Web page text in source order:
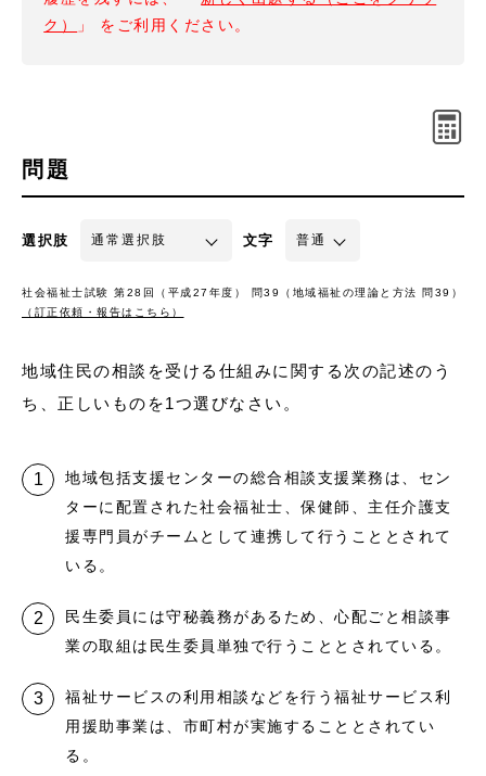
ク）
」 をご利用ください。
問題
選択肢 文字
社会福祉士試験 第28回（平成27年度） 問39（地域福祉の理論と方法 問39）
（訂正依頼・報告はこちら）
地域住民の相談を受ける仕組みに関する次の記述のう
ち、正しいものを1つ選びなさい。
地域包括支援センターの総合相談支援業務は、セン
ターに配置された社会福祉士、保健師、主任介護支
援専門員がチームとして連携して行うこととされて
いる。
民生委員には守秘義務があるため、心配ごと相談事
業の取組は民生委員単独で行うこととされている。
福祉サービスの利用相談などを行う福祉サービス利
用援助事業は、市町村が実施することとされてい
る。